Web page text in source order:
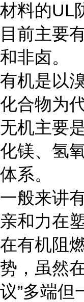
材料的UL
目前主要
和非卤。
有机是以
化合物为
无机主要
化镁、氢
体系。
一般来讲
亲和力在
在有机阻
势，虽然
议”多端但